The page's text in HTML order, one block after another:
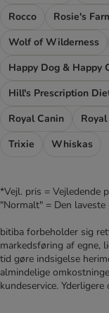
Rocco
Rosie's
Wolf of Wilderness
Happy Dog & Happy
Hill's Prescription
Royal Canin
Trixie
Whiskas
*Vejl. pris = Vejledende
"Normalt" = Den
bitiba forbeholder sig
markedsføring af egne,
tid gøre indsigelse
almindelige
kundeservice.